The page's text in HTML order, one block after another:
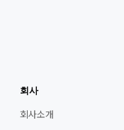
회사
회사소개